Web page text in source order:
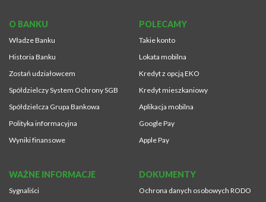
O BANKU
Władze Banku
Historia Banku
Zostań udziałowcem
Spółdzielczy System Ochrony SGB
Spółdzielcza Grupa Bankowa
Polityka informacyjna
Wyniki finansowe
POLECAMY
Takie konto
Lokata mobilna
Kredyt z opcją EKO
Kredyt mieszkaniowy
Aplikacja mobilna
Google Pay
Apple Pay
WAŻNE INFORMACJE
Sygnaliści
DOKUMENTY
Ochrona danych osobowych RODO